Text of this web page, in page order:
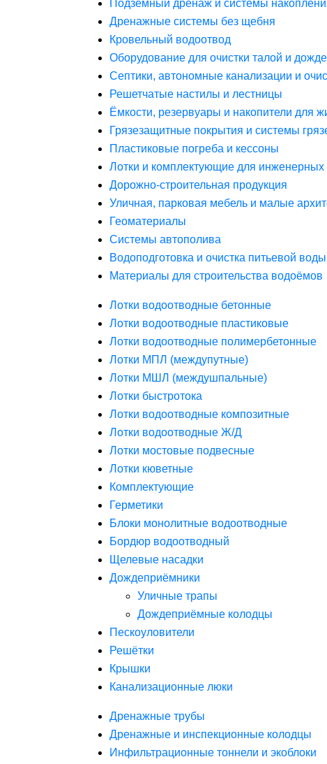
Подземный дренаж и системы
Дренажные системы без щебня
Кровельный водоотвод
Оборудование для очистки талой и
Септики, автономные канализации и
Решетчатые настилы и лестницы
Ёмкости, резервуары и накопители для
Грязезащитные покрытия и системы
Пластиковые погреба и кессоны
Лотки и комплектующие для инженерных
Дорожно-строительная продукция
Уличная, парковая мебель и малые
Геоматериалы
Системы автополива
Водоподготовка и очистка питьевой воды
Материалы для строительства водоёмов
Лотки водоотводные бетонные
Лотки водоотводные пластиковые
Лотки водоотводные полимербетонные
Лотки МПЛ (междупутные)
Лотки МШЛ (междушпальные)
Лотки быстротока
Лотки водоотводные композитные
Лотки водоотводные Ж/Д
Лотки мостовые подвесные
Лотки кюветные
Комплектующие
Герметики
Блоки монолитные водоотводные
Бордюр водоотводный
Щелевые насадки
Дождеприёмники
Уличные трапы
Дождеприёмные колодцы
Пескоуловители
Решётки
Крышки
Канализационные люки
Дренажные трубы
Дренажные и инспекционные колодцы
Инфильтрационные тоннели и экоблоки